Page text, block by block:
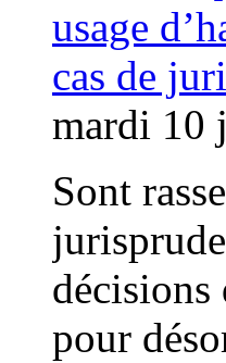
mardi 10
Sont
décisions
pour